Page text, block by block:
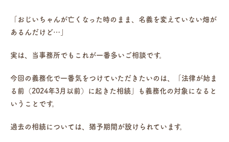
「おじいちゃんが亡くなった時のまま、名義を変えていない畑が
あるんだけど…」
実は、当事務所でもこれが一番多いご相談です。
今回の義務化で一番気をつけていただきたいのは、
「法律が始ま
る前（2024年3月以前）に起きた相続」も義務化の対象になる と
いうことです。
過去の相続については、猶予期間が設けられています。